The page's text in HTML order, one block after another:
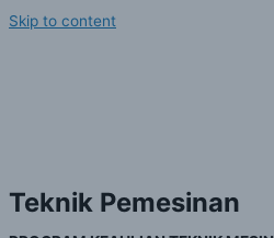
Skip to content
Teknik Pemesinan